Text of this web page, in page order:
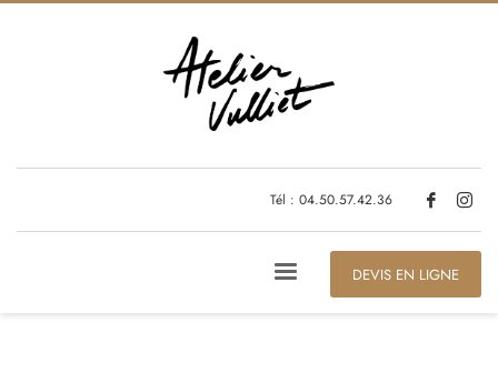
Tél : 04.50.57.42.36
DEVIS EN LIGNE